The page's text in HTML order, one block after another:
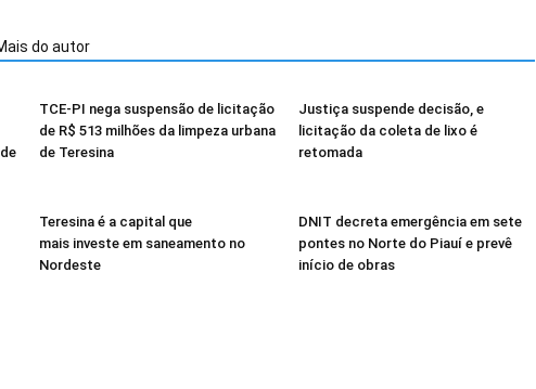
do autor
TCE-PI nega suspensão de licitação
de R$ 513 milhões da limpeza urbana
de Teresina
Justiça suspende decisão, e
licitação da coleta de lixo é
retomada
Teresina é a capital que
mais investe em saneamento no
Nordeste
DNIT decreta emergência em sete
pontes no Norte do Piauí e prevê
início de obras